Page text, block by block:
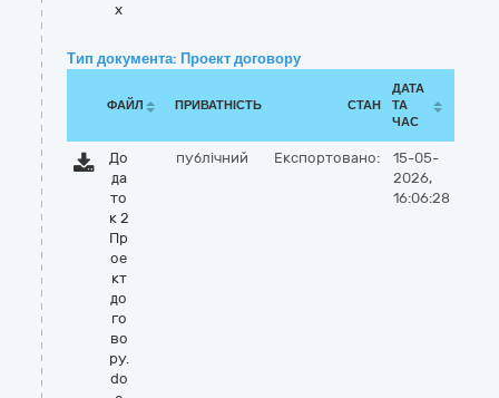
x
Тип документа: Проект договору
ФАЙЛ ПРИВАТНІСТЬ СТАН
ДАТА
ТА
ЧАС
До
да
то
к 2
Пр
ое
кт
до
го
во
ру.
do
публічний Експортовано:
15-05-
2026,
16:06:28